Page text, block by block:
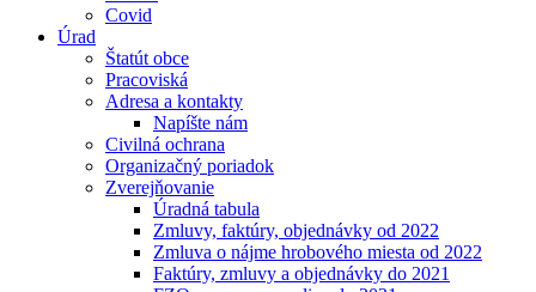
Covid
Úrad
Štatút obce
Pracoviská
Adresa a kontakty
Napíšte nám
Civilná ochrana
Organizačný poriadok
Zverejňovanie
Úradná tabula
Zmluvy, faktúry, objednávky od 2022
Zmluva o nájme hrobového miesta od 2022
Faktúry, zmluvy a objednávky do 2021